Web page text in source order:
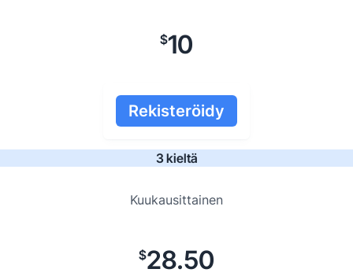
$10
Rekisteröidy
3 kieltä
Kuukausittainen
$28.50